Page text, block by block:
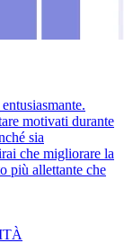
motivati durante
sia
che migliorare la
più allettante che